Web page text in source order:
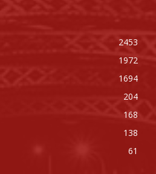
2453
1972
1694
204
168
138
61